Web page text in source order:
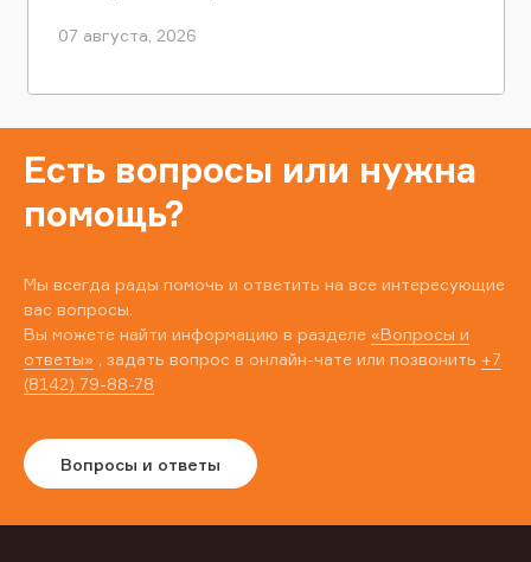
07 августа, 2026
Есть вопросы или нужна
помощь?
Мы всегда рады помочь и ответить на все интересующие
вас вопросы.
Вы можете найти информацию в разделе «Вопросы и
ответы» , задать вопрос в онлайн-чате или позвонить +7
(8142) 79-88-78
Вопросы и ответы